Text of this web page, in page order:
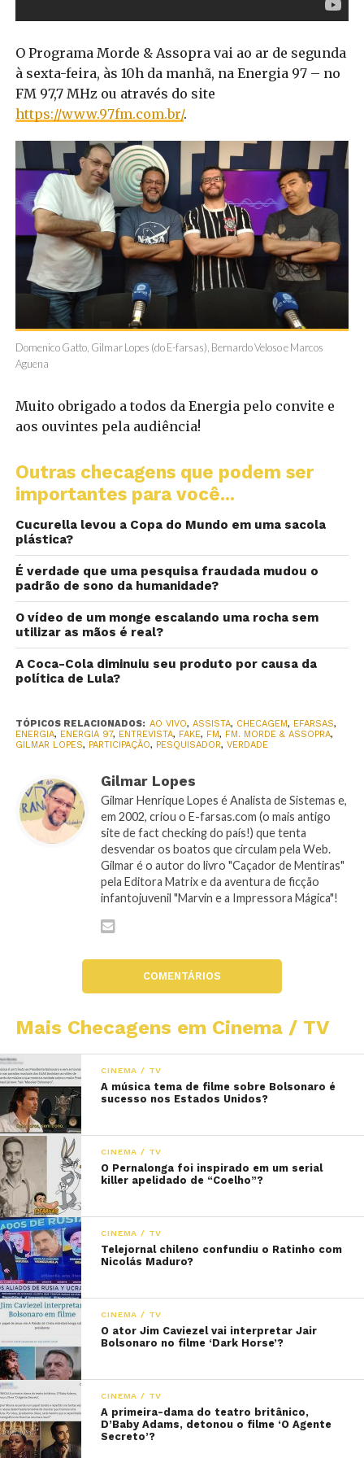
O Programa Morde & Assopra vai ao ar de segunda
à sexta-feira, às 10h da manhã, na Energia 97 – no
FM 97,7 MHz ou através do site
https://www.97fm.com.br/.
Domenico Gatto, Gilmar Lopes (do E-farsas), Bernardo Veloso e Marcos
Aguena
Muito obrigado a todos da Energia pelo convite e
aos ouvintes pela audiência!
Outras checagens que podem ser
importantes para você...
Cucurella levou a Copa do Mundo em uma sacola
plástica?
É verdade que uma pesquisa fraudada mudou o
padrão de sono da humanidade?
O vídeo de um monge escalando uma rocha sem
utilizar as mãos é real?
A Coca-Cola diminuiu seu produto por causa da
política de Lula?
TÓPICOS RELACIONADOS: AO VIVO, ASSISTA, CHECAGEM, EFARSAS,
ENERGIA, ENERGIA 97, ENTREVISTA, FAKE, FM, FM. MORDE & ASSOPRA,
GILMAR LOPES, PARTICIPAÇÃO, PESQUISADOR, VERDADE
Gilmar Lopes
Gilmar Henrique Lopes é Analista de Sistemas e,
em 2002, criou o E-farsas.com (o mais antigo
site de fact checking do país!) que tenta
desvendar os boatos que circulam pela Web.
Gilmar é o autor do livro "Caçador de Mentiras"
pela Editora Matrix e da aventura de ficção
infantojuvenil "Marvin e a Impressora Mágica"!
COMENTÁRIOS
Mais Checagens em Cinema / TV
CINEMA / TV
A música tema de filme sobre Bolsonaro é
sucesso nos Estados Unidos?
CINEMA / TV
O Pernalonga foi inspirado em um serial
killer apelidado de “Coelho”?
CINEMA / TV
Telejornal chileno confundiu o Ratinho com
Nicolás Maduro?
CINEMA / TV
O ator Jim Caviezel vai interpretar Jair
Bolsonaro no filme ‘Dark Horse’?
CINEMA / TV
A primeira-dama do teatro britânico,
D’Baby Adams, detonou o filme ‘O Agente
Secreto’?